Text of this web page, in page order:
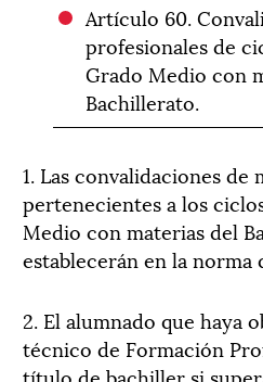
Artículo 60.
profesionales de
Grado Medio con
Bachillerato.
1. Las convalidaciones
pertenecientes a los
Medio con materias del
establecerán en la
2. El alumnado que haya
técnico de Formación
título de bachiller si